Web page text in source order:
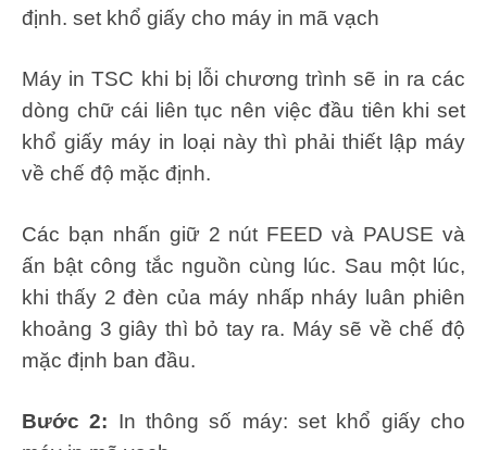
định. set khổ giấy cho máy in mã vạch
Máy in TSC khi bị lỗi chương trình sẽ in ra các
dòng chữ cái liên tục nên việc đầu tiên khi set
khổ giấy máy in loại này thì phải thiết lập máy
về chế độ mặc định.
Các bạn nhấn giữ 2 nút FEED và PAUSE và
ấn bật công tắc nguồn cùng lúc. Sau một lúc,
khi thấy 2 đèn của máy nhấp nháy luân phiên
khoảng 3 giây thì bỏ tay ra. Máy sẽ về chế độ
mặc định ban đầu.
Bước 2: In thông số máy: set khổ giấy cho